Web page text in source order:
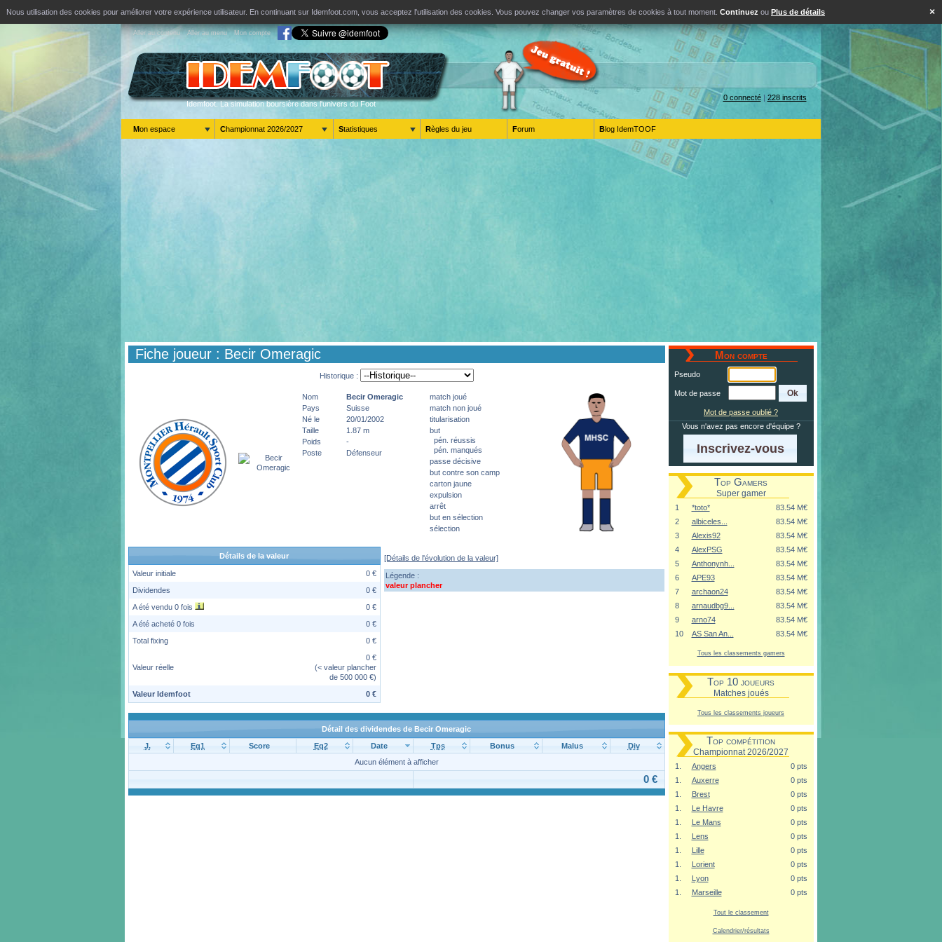
×
Nous utilisation des cookies pour améliorer votre expérience utilisateur. En continuant sur Idemfoot.com, vous acceptez l'utilisation des cookies. Vous pouvez changer vos paramètres de cookies à tout moment. Continuez ou Plus de détails
Aller au contenu Aller au menu Mon compte
Idemfoot. La simulation boursière dans l'univers du Foot
0 connecté| 228 inscrits
Mon espace Championnat 2026/2027 Statistiques Règles du jeu Forum Blog IdemTOOF
Fiche joueur : Becir Omeragic
Historique :
Nom Becir Omeragic
Pays
Suisse
Né le
20/01/2002
Taille
1.87 m
Poids
-
Poste
Défenseur
match joué
match non joué
titularisation
but
pén. réussis
pén. manqués
passe décisive
but contre son camp
carton jaune
expulsion
arrêt
but en sélection
sélection
Détails de la valeur
Valeur initiale
0 €
Dividendes
0 €
A été vendu 0 fois
0 €
A été acheté 0 fois
0 €
Total fixing
0 €
Valeur réelle
0 €
(< valeur plancher
de 500 000 €)
Valeur Idemfoot
0 €
[Détails de l'évolution de la valeur]
Légende :
valeur plancher
Détail des dividendes de Becir Omeragic
J.
Eq1 Score Eq2 Date Tps Bonus Malus Div
0 €
Aucun élément à afficher
Mon compte
Pseudo
Mot de passe
Mot de passe oublié ?
Vous n'avez pas encore d'équipe ?
Inscrivez-vous
Top Gamers
Super gamer
1 *toto*
83.54 M€
2
albiceles...
83.54 M€
3
Alexis92
83.54 M€
4
AlexPSG
83.54 M€
5
Anthonynh...
83.54 M€
6
APE93
83.54 M€
7
archaon24
83.54 M€
8
arnaudbg9...
83.54 M€
9
arno74
83.54 M€
10
AS San An... 83.54 M€
Tous les classements gamers
Top 10 joueurs
Matches joués
Tous les classements joueurs
Top compétition
Championnat 2026/2027
1. Angers
0 pts
1.
Auxerre
0 pts
1.
Brest
0 pts
1.
Le Havre
0 pts
1.
Le Mans
0 pts
1.
Lens
0 pts
1.
Lille
0 pts
1.
Lorient
0 pts
1.
Lyon
0 pts
1.
Marseille 0 pts
Tout le classement
Calendrier/résultats